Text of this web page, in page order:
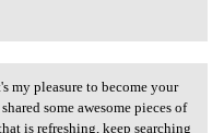
it's my
my pleasure to become your
some awesome pieces of
is refreshing, keep searching